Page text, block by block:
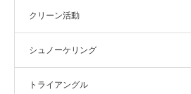
クリーン活動
シュノーケリング
トライアングル